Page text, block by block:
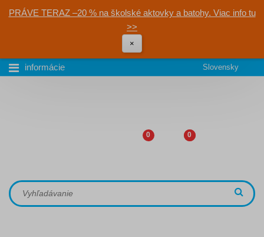
PRÁVE TERAZ –20 % na školské aktovky a batohy. Viac info tu
>>
×
informácie Slovensky
0 0